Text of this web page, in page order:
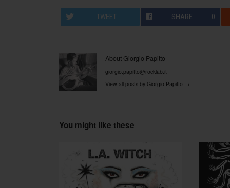
TWEET SHARE 0
About Giorgio Papitto
giorgio.papitto@rocklab.it
View all posts by Giorgio Papitto →
You might like these